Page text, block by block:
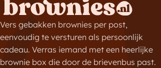
Vers gebakken brownies per post,
eenvoudig te versturen als persoonlijk
cadeau. Verras iemand met een heerlijke
brownie box die door de brievenbus past.